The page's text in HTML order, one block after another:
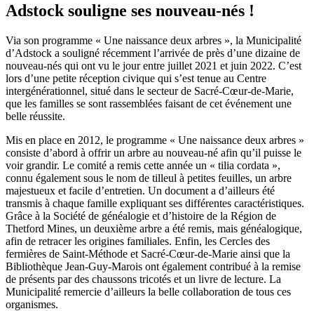
Adstock souligne ses nouveau-nés !
Via son programme « Une naissance deux arbres », la Municipalité
d’Adstock a souligné récemment l’arrivée de près d’une dizaine de
nouveau-nés qui ont vu le jour entre juillet 2021 et juin 2022. C’est
lors d’une petite réception civique qui s’est tenue au Centre
intergénérationnel, situé dans le secteur de Sacré-Cœur-de-Marie,
que les familles se sont rassemblées faisant de cet événement une
belle réussite.
Mis en place en 2012, le programme « Une naissance deux arbres »
consiste d’abord à offrir un arbre au nouveau-né afin qu’il puisse le
voir grandir. Le comité a remis cette année un « tilia cordata »,
connu également sous le nom de tilleul à petites feuilles, un arbre
majestueux et facile d’entretien. Un document a d’ailleurs été
transmis à chaque famille expliquant ses différentes caractéristiques.
Grâce à la Société de généalogie et d’histoire de la Région de
Thetford Mines, un deuxième arbre a été remis, mais généalogique,
afin de retracer les origines familiales. Enfin, les Cercles des
fermières de Saint-Méthode et Sacré-Cœur-de-Marie ainsi que la
Bibliothèque Jean-Guy-Marois ont également contribué à la remise
de présents par des chaussons tricotés et un livre de lecture. La
Municipalité remercie d’ailleurs la belle collaboration de tous ces
organismes.